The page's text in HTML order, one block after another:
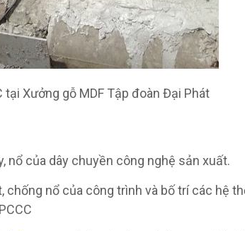
tại Xưởng gỗ MDF Tập đoàn Đại Phát
nổ của dây chuyền công nghệ sản xuất.
nổ của công trình và bố trí các hệ